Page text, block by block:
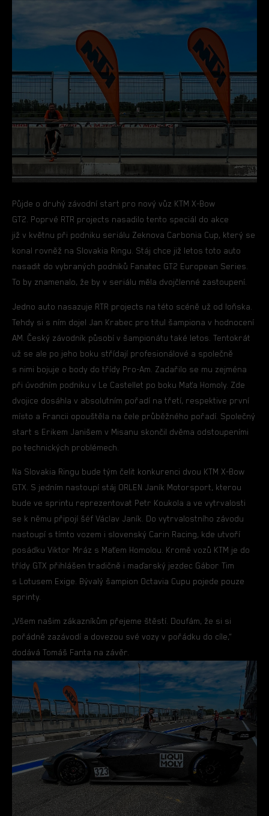
Půjde o druhý závodní start pro nový vůz KTM X-Bow
GT2. Poprvé RTR projects nasadilo tento speciál do akce
již v květnu při podniku seriálu Zeknova Carbonia Cup, který se
konal rovněž na Slovakia Ringu. Stáj chce již letos toto auto
nasadit do vybraných podniků Fanatec GT2 European Series.
To by znamenalo, že by v seriálu měla dvojčlenné zastoupení.
Jedno auto nasazuje RTR projects na této scéně už od loňska.
Tehdy si s ním dojel Jan Krabec pro titul šampiona v hodnocení
AM. Český závodník působí v šampionátu také letos. Tentokrát
už se ale po jeho boku střídají profesionálové a společně
s nimi bojuje o body do třídy Pro-Am. Zadařilo se mu zejména
při úvodním podniku v Le Castellet po boku Maťa Homoly. Zde
dvojice dosáhla v absolutním pořadí na třetí, respektive první
místo a Francii opouštěla na čele průběžného pořadí. Společný
start s Erikem Janišem v Misanu skončil dvěma odstoupeními
po technických problémech.
Na Slovakia Ringu bude tým čelit konkurenci dvou KTM X-Bow
GTX. S jedním nastoupí stáj ORLEN Janík Motorsport, kterou
bude ve sprintu reprezentovat Petr Koukola a ve vytrvalosti
se k němu připojí šéf Václav Janík. Do vytrvalostního závodu
nastoupí s tímto vozem i slovenský Carin Racing, kde utvoří
posádku Viktor Mráz s Maťem Homolou. Kromě vozů KTM je do
třídy GTX přihlášen tradičně i maďarský jezdec Gábor Tim
s Lotusem Exige. Bývalý šampion Octavia Cupu pojede pouze
sprinty.
„Všem našim zákazníkům přejeme štěstí. Doufám, že si si
pořádně zazávodí a dovezou své vozy v pořádku do cíle,“
dodává Tomáš Fanta na závěr.